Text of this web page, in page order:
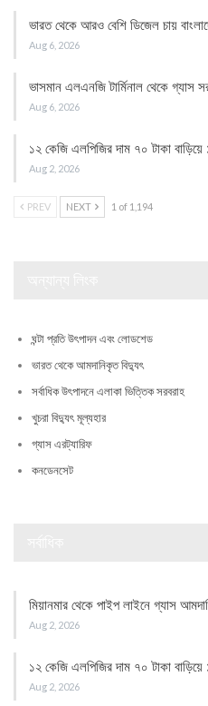
ভারত থেকে আরও বেশি ডিজেল চায়
Aug 6, 2026
ভাসমান এলএনজি টার্মিনাল থেকে গ্যাস
Aug 6, 2026
১২ কেজি এলপিজির দাম ৭০ টাকা বাড়িয়ে
Aug 2, 2026
PREV NEXT 1 of 1,194
ঘন্টা প্রতি উৎপাদন এবং লোডশেড
ভারত থেকে আমদানিকৃত বিদ্যুৎ
সর্বাধিক উৎপাদনে এলাকা ভিত্তিক সরবরাহ
খুচরা বিদ্যুৎ মূল্যহার
গ্যাস এরট্যারিফ
কনডেনসেট
মিয়ানমার থেকে পাইপ লাইনে গ্যাস
Aug 2, 2026
১২ কেজি এলপিজির দাম ৭০ টাকা বাড়িয়ে
Aug 2, 2026